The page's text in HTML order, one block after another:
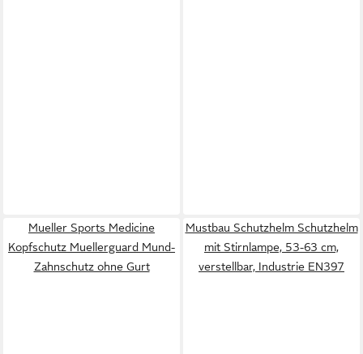
Mueller Sports Medicine
Kopfschutz Muellerguard Mund-
Zahnschutz ohne Gurt
Mustbau Schutzhelm Schutzhelm
mit Stirnlampe, 53-63 cm,
verstellbar, Industrie EN397